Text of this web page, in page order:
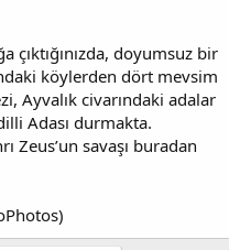
çıktığınızda, doyumsuz bir
köylerden dört mevsim
Ayvalık civarındaki adalar
Adası durmakta.
Zeus’un savaşı buradan